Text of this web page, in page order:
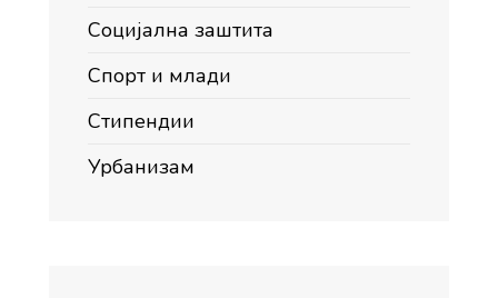
Социјална заштита
Спорт и млади
Стипендии
Урбанизам